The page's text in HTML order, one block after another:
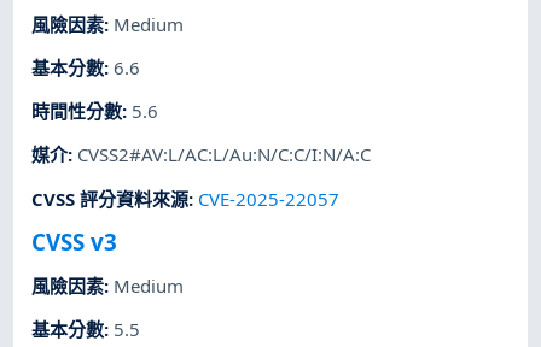
風險因素: Medium
基本分數:6.6
時間性分數: 5.6
媒介: CVSS2#AV:L/AC:L/Au:N/C:C/I:N/A:C
CVSS 評分資料來源: CVE-2025-22057
CVSS v3
風險因素: Medium
基本分數: 5.5